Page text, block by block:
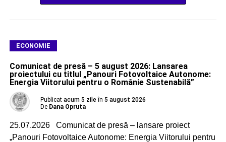
digitale pentru unitățile de […]
ECONOMIE
Comunicat de presă – 5 august 2026: Lansarea
proiectului cu titlul „Panouri Fotovoltaice Autonome:
Energia Viitorului pentru o Românie Sustenabilă”
Publicat acum 5 zile în 5 august 2026
De Dana Opruta
25.07.2026 Comunicat de presă – lansare proiect
„Panouri Fotovoltaice Autonome: Energia Viitorului pentru